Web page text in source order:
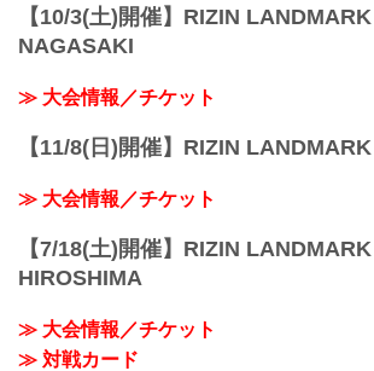
【10/3(土)開催】RIZIN
NAGASAKI
≫ 大会情報／チケット
【11/8(日)開催】RIZIN
≫ 大会情報／チケット
【7/18(土)開催】RIZIN
HIROSHIMA
≫ 大会情報／チケット
≫ 対戦カード